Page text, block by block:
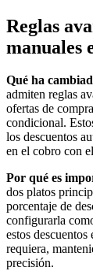
Descubrir
Vista
Tipos
Reglas
manuales
Qué ha
admiten reglas
ofertas de
condicional.
los descuentos
en el cobro con
Por qué es
dos platos
porcentaje de
configurarla
estos
requiera,
precisión.